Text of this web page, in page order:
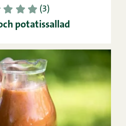
3 4 5 (3)
potatissallad